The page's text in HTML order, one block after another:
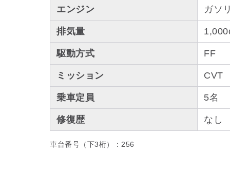
エンジン ガソ
排気量
駆動方式 FF
ミッション CVT
乗車定員 5名
修復歴 なし
車台番号（下3桁）：256